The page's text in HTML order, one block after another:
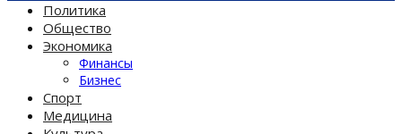
Политика
Общество
Экономика
Финансы
Бизнес
Спорт
Медицина